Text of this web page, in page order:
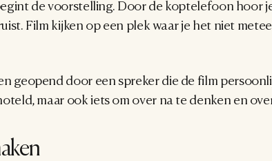
de voorstelling. Door de koptelefoon hoor
Film kijken op een plek waar je het niet
geopend door een spreker die de film
maar ook iets om over na te denken en